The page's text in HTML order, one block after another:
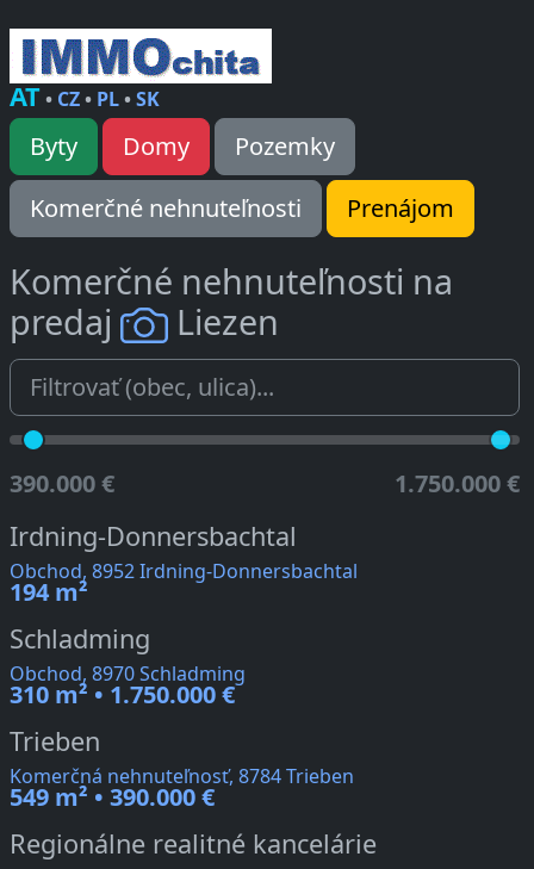
AT• CZ• PL•SK
Byty Domy
Pozemky
Komerčné nehnuteľnosti
Prenájom
Komerčné nehnuteľnosti na
predaj
Liezen
390.000 € 1.750.000 €
Irdning-Donnersbachtal
Obchod, 8952 Irdning-Donnersbachtal
194 m²
Schladming
Obchod, 8970 Schladming
310 m² • 1.750.000 €
Trieben
Komerčná nehnuteľnosť, 8784 Trieben
549 m² • 390.000 €
Regionálne realitné kancelárie